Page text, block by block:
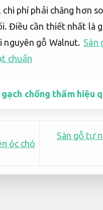
chi phí phải chăng hơn
Điều cần thiết nhất là
nguyên gỗ Walnut. Sàn
chuẩn
chống thấm hiệu
óc chó
Sàn gỗ tự